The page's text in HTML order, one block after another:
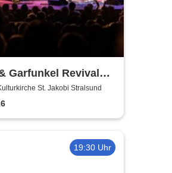
Garfunkel Revival
St. Jakobi Stralsund
19:30 Uhr